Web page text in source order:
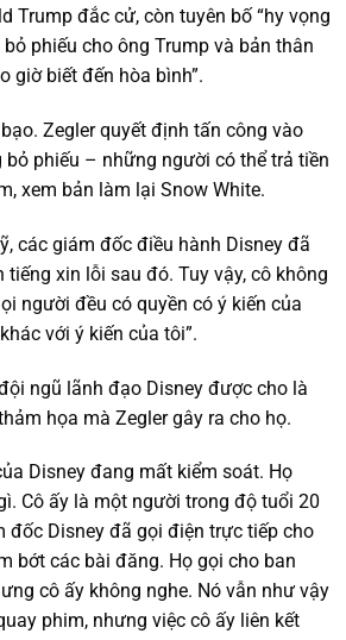
Trump đắc cử, còn tuyên bố “hy vọng
phiếu cho ông Trump và bản thân
giờ biết đến hòa bình”.
Zegler quyết định tấn công vào
bỏ phiếu – những người có thể trả tiền
xem bản làm lại Snow White.
các giám đốc điều hành Disney đã
tiếng xin lỗi sau đó. Tuy vậy, cô không
người đều có quyền có ý kiến của
với ý kiến ​​của tôi”.
ngũ lãnh đạo Disney được cho là
họa mà Zegler gây ra cho họ.
Disney đang mất kiểm soát. Họ
Cô ấy là một người trong độ tuổi 20
đốc Disney đã gọi điện trực tiếp cho
bớt các bài đăng. Họ gọi cho ban
cô ấy không nghe. Nó vẫn như vậy
phim, nhưng việc cô ấy liên kết